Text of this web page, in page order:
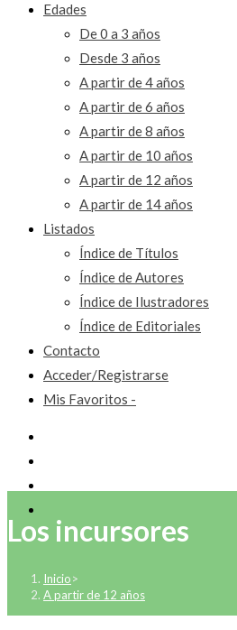
Edades
De 0 a 3 años
Desde 3 años
A partir de 4 años
A partir de 6 años
A partir de 8 años
A partir de 10 años
A partir de 12 años
A partir de 14 años
Listados
Índice de Títulos
Índice de Autores
Índice de Ilustradores
Índice de Editoriales
Contacto
Acceder/Registrarse
Mis Favoritos -
Los incursores
Inicio>
A partir de 12 años